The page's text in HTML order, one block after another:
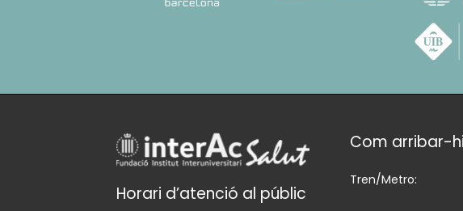
Horari d’atenció al públic
Com arribar-hi
Tren/Metro: